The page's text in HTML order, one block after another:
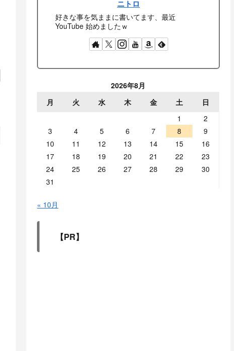
ニトロ
好きな事を気ままに書いてます、最近
YouTube 始めましたｗ
2026年8月
月
火 水 木 金 土
日
1
2
3
4 5 6 7 8
9
10
11 12 13 14 15
16
17
18 19 20 21 22
23
24
25 26 27 28 29
30
31
« 10月
【PR】